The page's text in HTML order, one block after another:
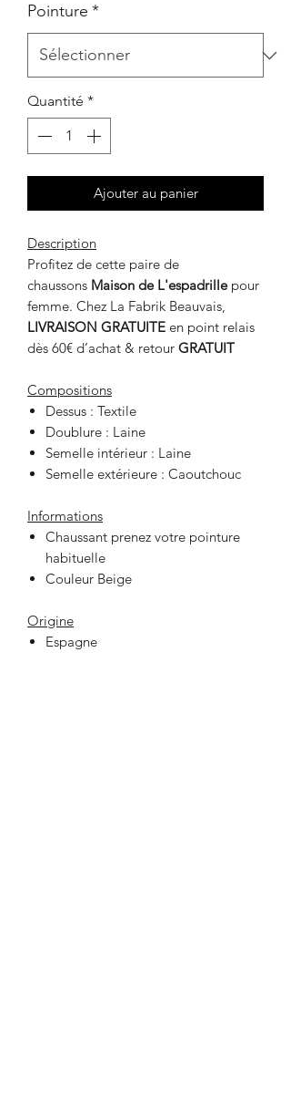
Pointure *
Quantité *
Ajouter au panier
Description
Profitez de cette paire de
chaussons Maison de L'espadrillepour
femme. Chez La Fabrik Beauvais,
LIVRAISON GRATUITE en point relais
dès 60€ d’achat & retour GRATUIT
Compositions
Dessus : Textile
Doublure : Laine
Semelle intérieur : Laine
Semelle extérieure : Caoutchouc
Informations
Chaussant prenez votre pointure
habituelle
Couleur Beige
Origine
Espagne